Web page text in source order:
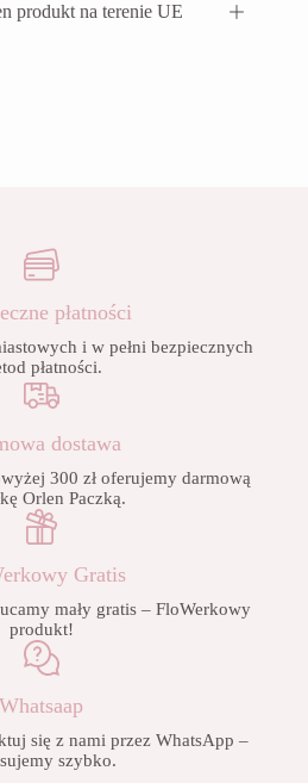
produkt na terenie UE
płatności
i w pełni bezpiecznych
płatności.
dostawa
300 zł oferujemy darmową
Orlen Paczką.
Gratis
mały gratis – FloWerkowy
produkt!
Whatsaap
się z nami przez WhatsApp –
szybko.